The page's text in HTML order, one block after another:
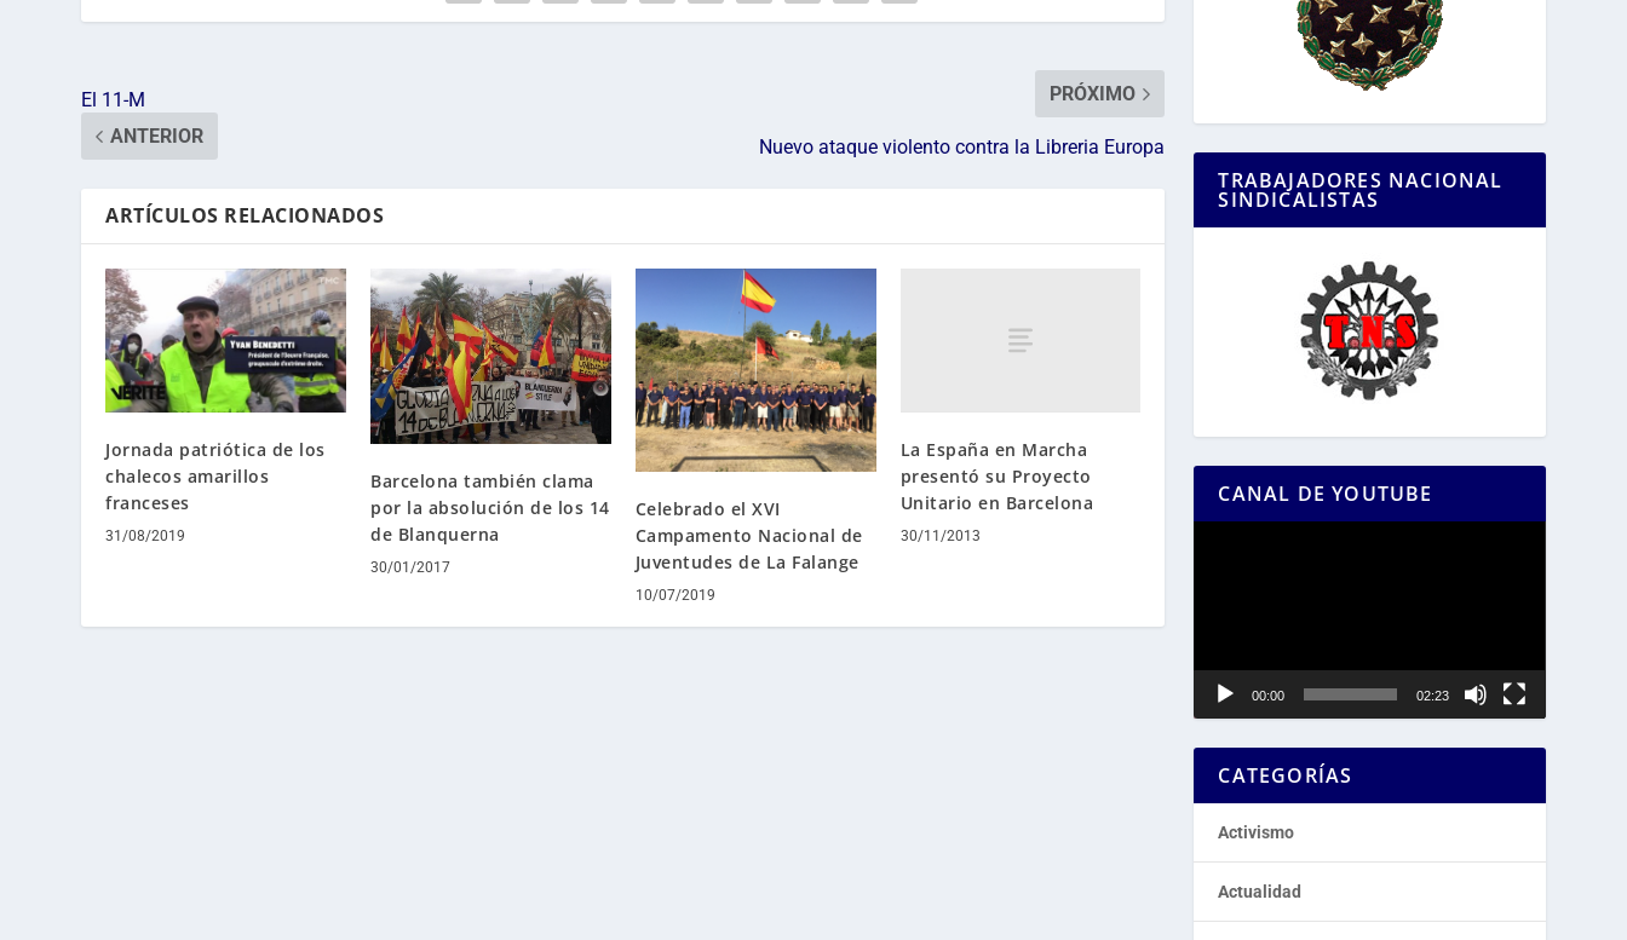
El 11-M
ANTERIOR
PRÓXIMO
Nuevo ataque violento contra la Libreria Europa
ARTÍCULOS RELACIONADOS
Jornada patriótica de los
chalecos amarillos
franceses
31/08/2019
Barcelona también clama
por la absolución de los 14
de Blanquerna
30/01/2017
Celebrado el XVI
Campamento Nacional de
Juventudes de La Falange
10/07/2019
La España en Marcha
presentó su Proyecto
Unitario en Barcelona
30/11/2013
TRABAJADORES NACIONAL
SINDICALISTAS
CANAL DE YOUTUBE
00:00 02:23
CATEGORÍAS
Activismo
Actualidad